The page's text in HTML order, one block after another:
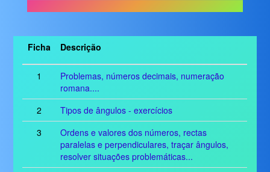
Ficha Descrição
1
Problemas, números decimais, numeração
romana....
2
Tipos de ângulos - exercícios
3
Ordens e valores dos números, rectas
paralelas e perpendiculares, traçar ângulos,
resolver situações problemáticas...